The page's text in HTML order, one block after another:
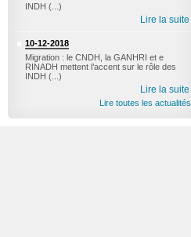
INDH (...)
Lire la suite
10-12-2018
Migration : le CNDH, la GANHRI et e
RINADH mettent l’accent sur le rôle des
INDH (...)
Lire la suite
Lire toutes les actualités